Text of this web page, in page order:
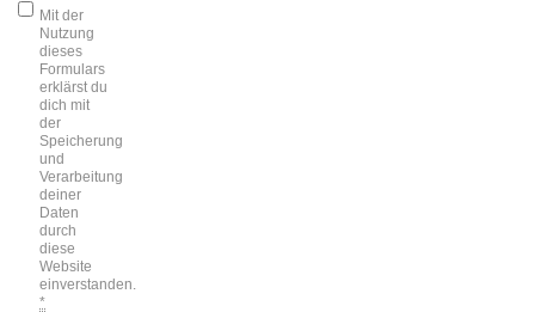
Mit der
Nutzung
dieses
Formulars
erklärst du
dich mit
der
Speicherung
und
Verarbeitung
deiner
Daten
durch
diese
Website
einverstanden.
*